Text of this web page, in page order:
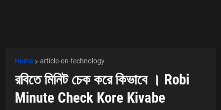
Home article-on-technology
রবিতে মিনিট চেক করে কিভাবে । Robi
Minute Check Kore Kivabe